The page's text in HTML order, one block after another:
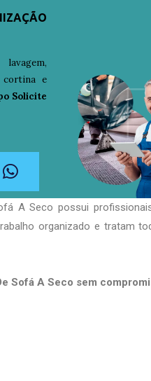
cortina e
Solicite
A Seco possui
organizado e tratam
Sofá A Seco sem